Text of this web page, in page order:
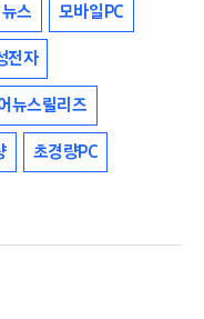
뉴스 모바일PC
전자
뉴스릴리즈
초경량PC